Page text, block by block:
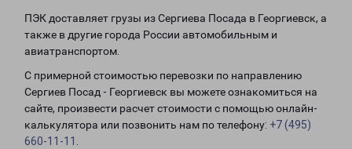
ПЭК доставляет грузы из Сергиева Посада в Георгиевск, а
также в другие города России автомобильным и
авиатранспортом.
С примерной стоимостью перевозки по направлению
Сергиев Посад - Георгиевск вы можете ознакомиться на
сайте, произвести расчет стоимости с помощью онлайн-
калькулятора или позвонить нам по телефону: +7 (495)
660-11-11